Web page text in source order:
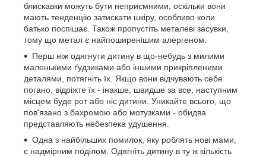
блискавки можуть бути неприємними, оскільки вони
мають тенденцію затискати шкіру, особливо коли
батько поспішає. Також пропустіть металеві засувки,
тому що метал є найпоширенішим алергеном.
Перш ніж одягнути дитину в що-небудь з милими
маленькими ґудзиками або іншими прикріпленими
деталями, потягніть їх. Якщо вони відчувають себе
погано, відріжте їх - інакше, швидше за все, наступним
місцем буде рот або ніс дитини. Уникайте всього, що
пов'язано з бахромою або мотузками - обидва
представляють небезпека удушення.
Одна з найбільших помилок, яку роблять нові мами,
є надмірним поділом. Одягніть дитину в ту ж кількість